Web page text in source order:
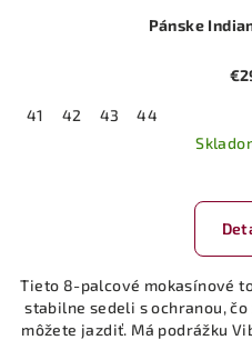
41 42 43
44
Tieto 8-palcové mokasínové
stabilne sedeli s ochranou,
môžete jazdiť. Má podrážku